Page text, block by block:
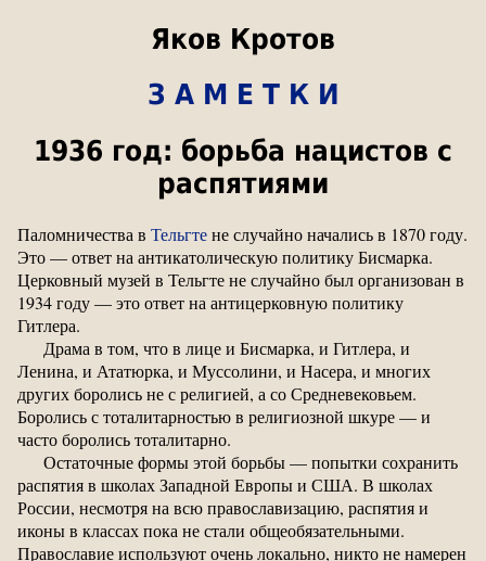
Яков Кротов
З А М Е Т К И
1936 год: борьба нацистов с
распятиями
Паломничества в Тельгтене случайно начались в 1870 году.
Это — ответ на антикатолическую политику Бисмарка.
Церковный музей в Тельгте не случайно был организован в
1934 году — это ответ на антицерковную политику
Гитлера.
Драма в том, что в лице и Бисмарка, и Гитлера, и
Ленина, и Ататюрка, и Муссолини, и Насера, и многих
других боролись не с религией, а со Средневековьем.
Боролись с тоталитарностью в религиозной шкуре — и
часто боролись тоталитарно.
Остаточные формы этой борьбы — попытки сохранить
распятия в школах Западной Европы и США. В школах
России, несмотря на всю православизацию, распятия и
иконы в классах пока не стали общеобязательными.
Православие используют очень локально, никто не намерен